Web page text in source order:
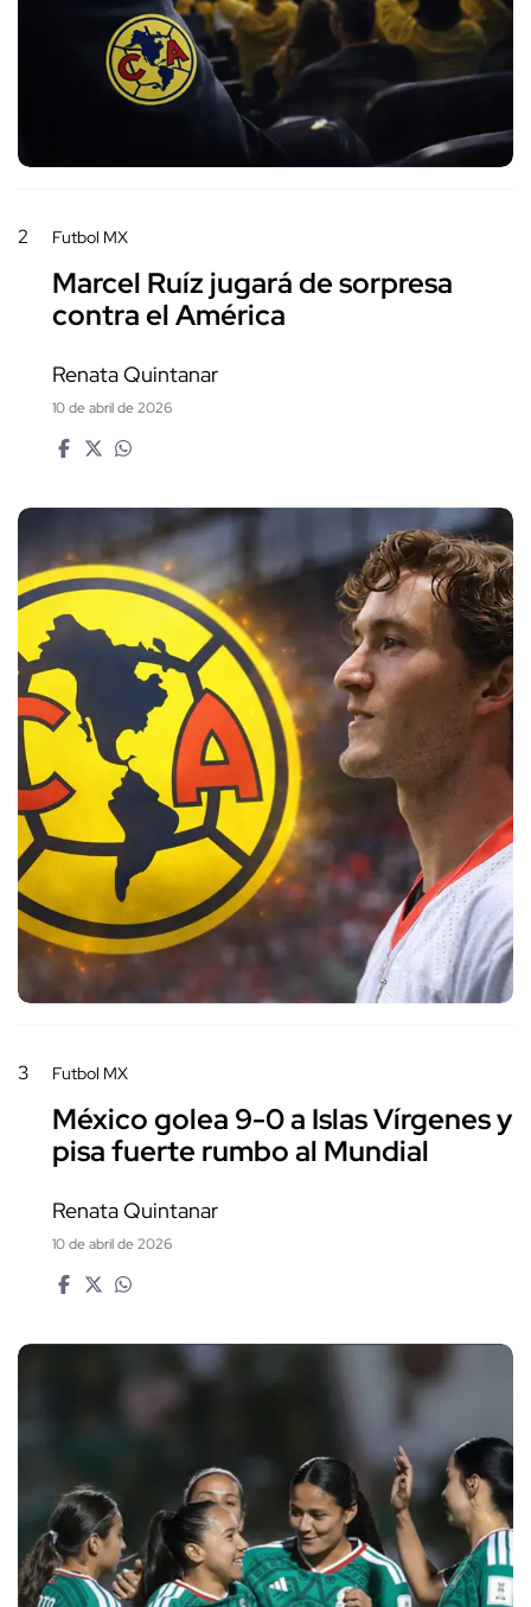
2 Futbol MX
Marcel Ruíz jugará de sorpresa
contra el América
Renata Quintanar
10 de abril de 2026
3 Futbol MX
México golea 9-0 a Islas Vírgenes y
pisa fuerte rumbo al Mundial
Renata Quintanar
10 de abril de 2026